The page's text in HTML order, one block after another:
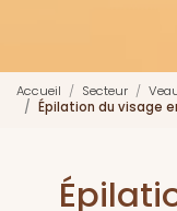
Accueil Secteur
Épilation du visage